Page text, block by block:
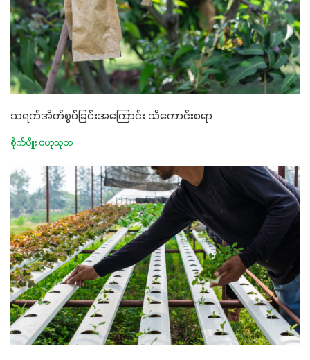
သရက်အိတ်စွပ်ခြင်းအကြောင်း သိကောင်းစရာ
စိုက်ပျိုး ဗဟုသုတ